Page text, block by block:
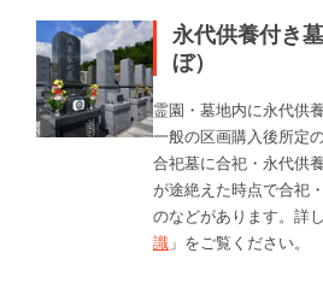
永代供養付き
ぼ）
霊園・墓地内に永代供
一般の区画購入後所定
合祀墓に合祀・永代供
が途絶えた時点で合祀
のなどがあります。詳
識 」をご覧ください。